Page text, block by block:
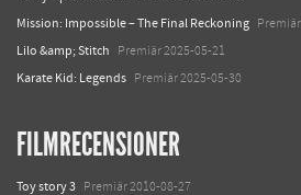
Mission: Impossible – The Final Reckoning
Lilo &amp; Stitch Premiär 2025-05-21
Karate Kid: Legends Premiär 2025-05-30
FILMRECENSIONER
Toy story 3 Premiär 2010-08-27